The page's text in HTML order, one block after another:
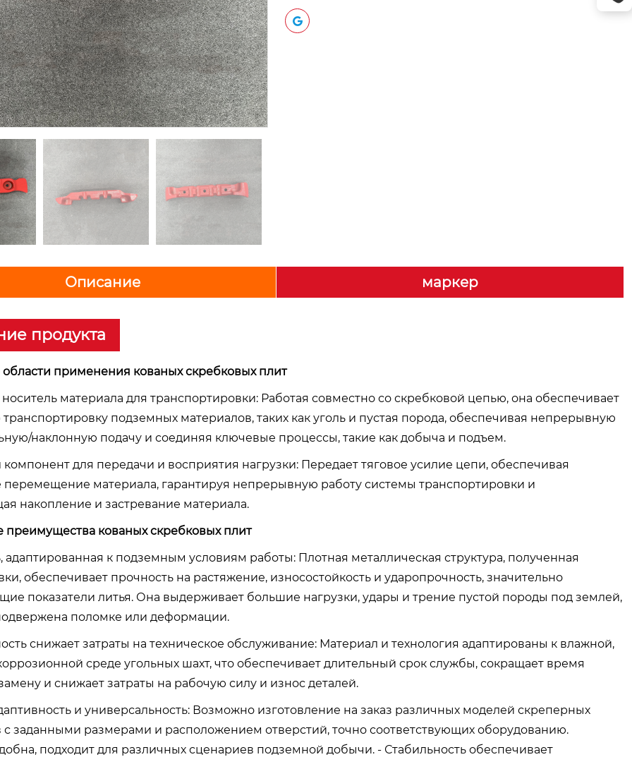
Описание маркер
продукта
применения кованых скребковых плит
материала для транспортировки: Работая совместно со скребковой цепью, она обеспечивает
подземных материалов, таких как уголь и пустая порода, обеспечивая непрерывную
наклонную подачу и соединяя ключевые процессы, такие как добыча и подъем.
для передачи и восприятия нагрузки: Передает тяговое усилие цепи, обеспечивая
перемещение материала, гарантируя непрерывную работу системы транспортировки и
накопление и застревание материала.
преимущества кованых скребковых плит
адаптированная к подземным условиям работы: Плотная металлическая структура, полученная
обеспечивает прочность на растяжение, износостойкость и ударопрочность, значительно
показатели литья. Она выдерживает большие нагрузки, удары и трение пустой породы под землей,
поломке или деформации.
снижает затраты на техническое обслуживание: Материал и технология адаптированы к влажной,
среде угольных шахт, что обеспечивает длительный срок службы, сокращает время
и снижает затраты на рабочую силу и износ деталей.
и универсальность: Возможно изготовление на заказ различных моделей скреперных
с заданными размерами и расположением отверстий, точно соответствующих оборудованию.
подходит для различных сценариев подземной добычи. - Стабильность обеспечивает